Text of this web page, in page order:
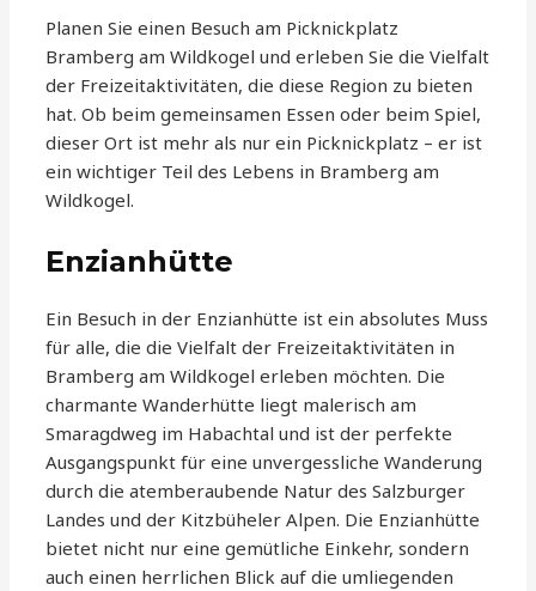
Planen Sie einen Besuch am Picknickplatz
Bramberg am Wildkogel und erleben Sie die Vielfalt
der Freizeitaktivitäten, die diese Region zu bieten
hat. Ob beim gemeinsamen Essen oder beim Spiel,
dieser Ort ist mehr als nur ein Picknickplatz – er ist
ein wichtiger Teil des Lebens in Bramberg am
Wildkogel.
Enzianhütte
Ein Besuch in der Enzianhütte ist ein absolutes Muss
für alle, die die Vielfalt der Freizeitaktivitäten in
Bramberg am Wildkogel erleben möchten. Die
charmante Wanderhütte liegt malerisch am
Smaragdweg im Habachtal und ist der perfekte
Ausgangspunkt für eine unvergessliche Wanderung
durch die atemberaubende Natur des Salzburger
Landes und der Kitzbüheler Alpen. Die Enzianhütte
bietet nicht nur eine gemütliche Einkehr, sondern
auch einen herrlichen Blick auf die umliegenden